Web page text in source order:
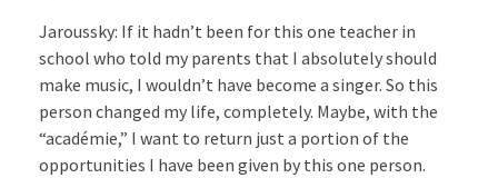
Jaroussky: If it hadn’t been for this one teacher in
school who told my parents that I absolutely should
make music, I wouldn’t have become a singer. So this
person changed my life, completely. Maybe, with the
“académie,” I want to return just a portion of the
opportunities I have been given by this one person.